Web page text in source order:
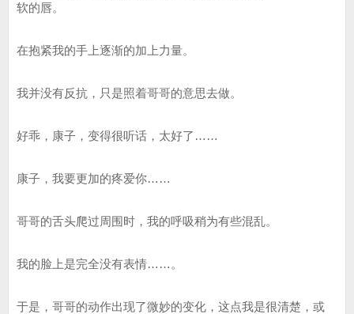
软的唇。
在抱紧我的手上逐渐的加上力量。
我并没有反抗，只是照着哥哥的意思去做。
好乖，康子，变得很听话，太好了……
康子，我要更加的疼爱你……
哥哥的舌头爬过周围时，我的呼吸稍为有些混乱。
我的脸上是完全没有表情……。
于是，哥哥的动作出现了微妙的变化，这点我是很清楚，或